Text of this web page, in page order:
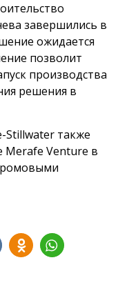
завершились в
ожидается
позволит
производства
решения в
Stillwater также
Merafe Venture в